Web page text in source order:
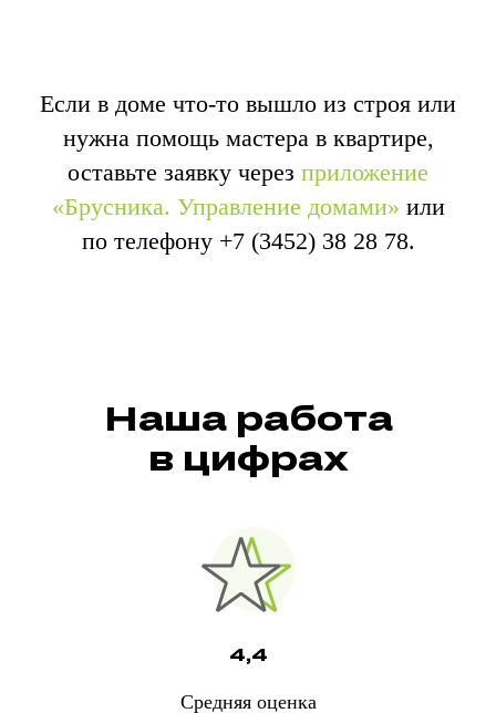
Если в доме что-то вышло из строя или
нужна помощь мастера в квартире,
оставьте заявку через приложение
«Брусника. Управление домами» или
по телефону +7 (3452) 38 28 78.
Наша работа
в цифрах
4,4
Средняя оценка